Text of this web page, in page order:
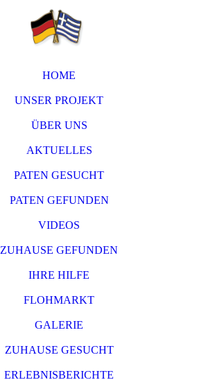
HOME
UNSER PROJEKT
ÜBER UNS
AKTUELLES
PATEN GESUCHT
PATEN GEFUNDEN
VIDEOS
ZUHAUSE GEFUNDEN
IHRE HILFE
FLOHMARKT
GALERIE
ZUHAUSE GESUCHT
ERLEBNISBERICHTE